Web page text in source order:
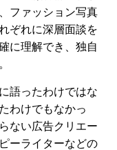
ファッション写真
ぞれに深層面談を
に理解でき、独自
語ったわけではな
わけでもなかっ
ない広告クリエー
ーライターなどの